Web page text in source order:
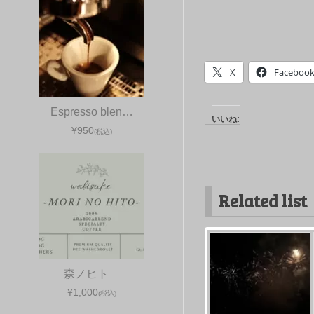
X Facebook
いいね:
Related list
Espresso blen…
¥950(税込)
森ノヒト
¥1,000(税込)